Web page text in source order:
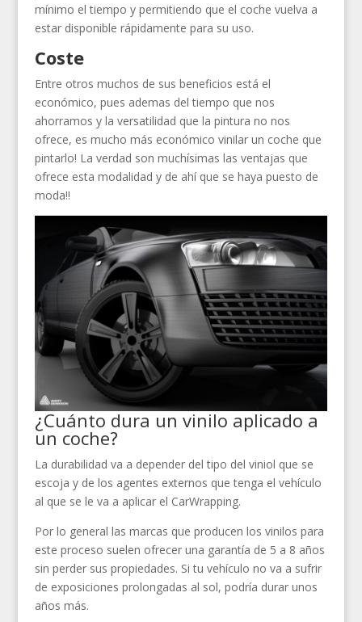
mínimo el tiempo y permitiendo que el coche vuelva a
estar disponible rápidamente para su uso.
Coste
Entre otros muchos de sus beneficios está el
económico, pues ademas del tiempo que nos
ahorramos y la versatilidad que la pintura no nos
ofrece, es mucho más económico vinilar un coche que
pintarlo! La verdad son muchísimas las ventajas que
ofrece esta modalidad y de ahí que se haya puesto de
moda!!
¿Cuánto dura un vinilo aplicado a
un coche?
La durabilidad va a depender del tipo del viniol que se
escoja y de los agentes externos que tenga el vehículo
al que se le va a aplicar el CarWrapping.
Por lo general las marcas que producen los vinilos para
este proceso suelen ofrecer una garantía de 5 a 8 años
sin perder sus propiedades. Si tu vehículo no va a sufrir
de exposiciones prolongadas al sol, podría durar unos
años más.